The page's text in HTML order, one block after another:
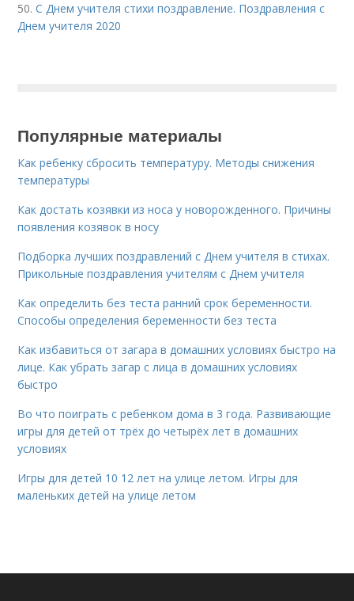
50.С Днем учителя стихи поздравление. Поздравления с
Днем учителя 2020
Популярные материалы
Как ребенку сбросить температуру. Методы снижения
температуры
Как достать козявки из носа у новорожденного. Причины
появления козявок в носу
Подборка лучших поздравлений с Днем учителя в стихах.
Прикольные поздравления учителям с Днем учителя
Как определить без теста ранний срок беременности.
Способы определения беременности без теста
Как избавиться от загара в домашних условиях быстро на
лице. Как убрать загар с лица в домашних условиях
быстро
Во что поиграть с ребенком дома в 3 года. Развивающие
игры для детей от трёх до четырёх лет в домашних
условиях
Игры для детей 10 12 лет на улице летом. Игры для
маленьких детей на улице летом